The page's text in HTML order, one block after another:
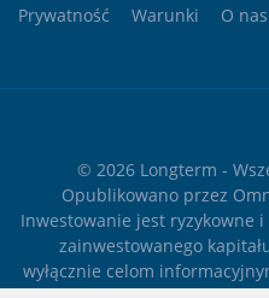
Prywatność Warunki O nas
© 2026 Longterm -
Opublikowano przez
Inwestowanie jest ryzykowne i
zainwestowanego
wyłącznie celom